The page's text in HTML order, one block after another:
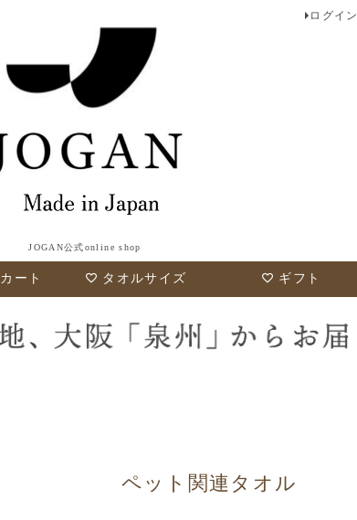
JOGAN公式online shop
ログイン
カート タオルサイズ ギフト
検索
ペット関連タオル